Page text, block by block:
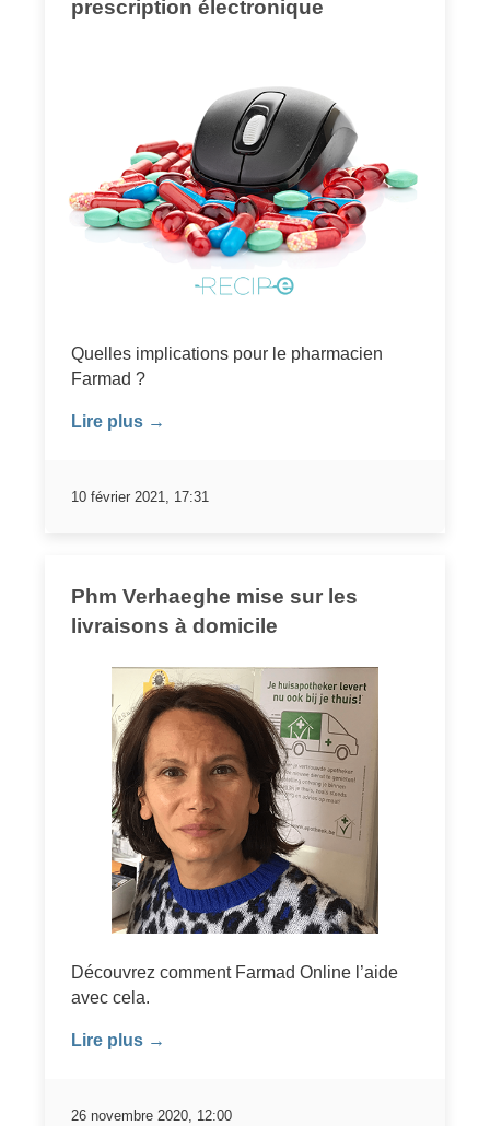
prescription électronique
Quelles implications pour le pharmacien
Farmad ?
Lire plus →
10 février 2021, 17:31
Phm Verhaeghe mise sur les
livraisons à domicile
Découvrez comment Farmad Online l’aide
avec cela.
Lire plus →
26 novembre 2020, 12:00